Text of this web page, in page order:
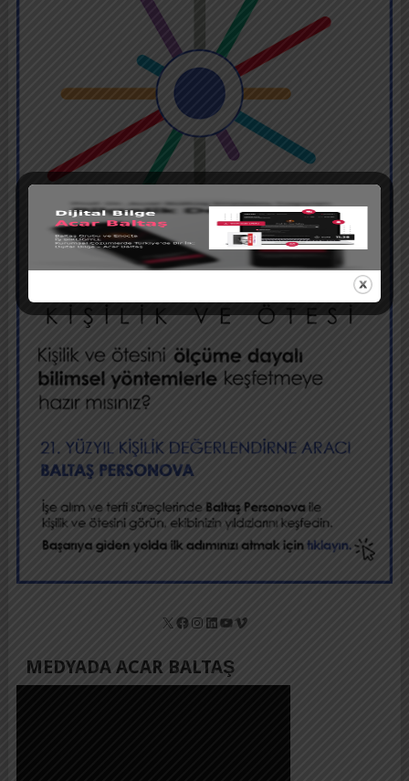
X Facebook
Instagram
LinkedIn
YouTube
Vimeo
MEDYADA ACAR BALTAŞ